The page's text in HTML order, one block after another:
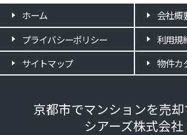
ホーム
会社概
プライバシーポリシー
利用規
サイトマップ
物件カ
京都市でマンションを売
シアーズ株式会社